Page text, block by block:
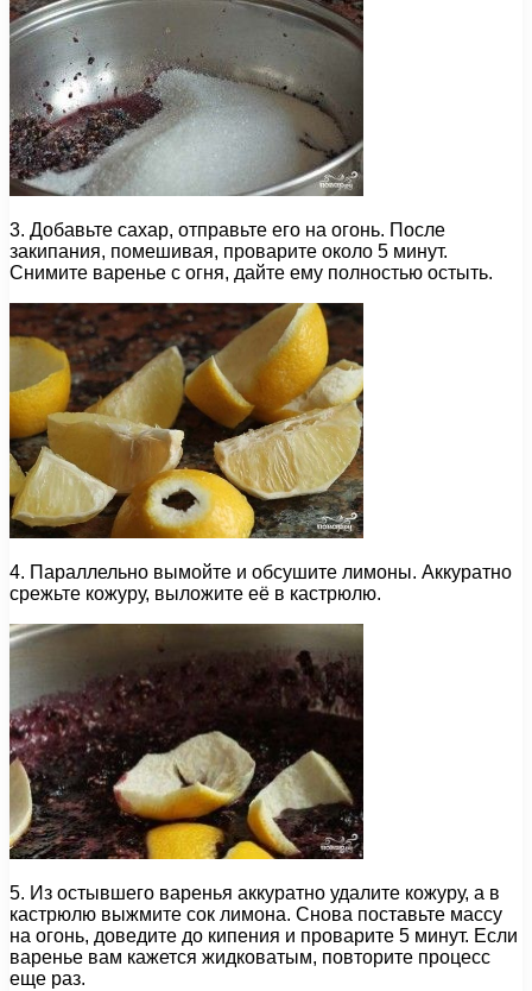
3. Добавьте сахар, отправьте его на огонь. После
закипания, помешивая, проварите около 5 минут.
Снимите варенье с огня, дайте ему полностью остыть.
4. Параллельно вымойте и обсушите лимоны. Аккуратно
срежьте кожуру, выложите её в кастрюлю.
5. Из остывшего варенья аккуратно удалите кожуру, а в
кастрюлю выжмите сок лимона. Снова поставьте массу
на огонь, доведите до кипения и проварите 5 минут. Если
варенье вам кажется жидковатым, повторите процесс
еще раз.